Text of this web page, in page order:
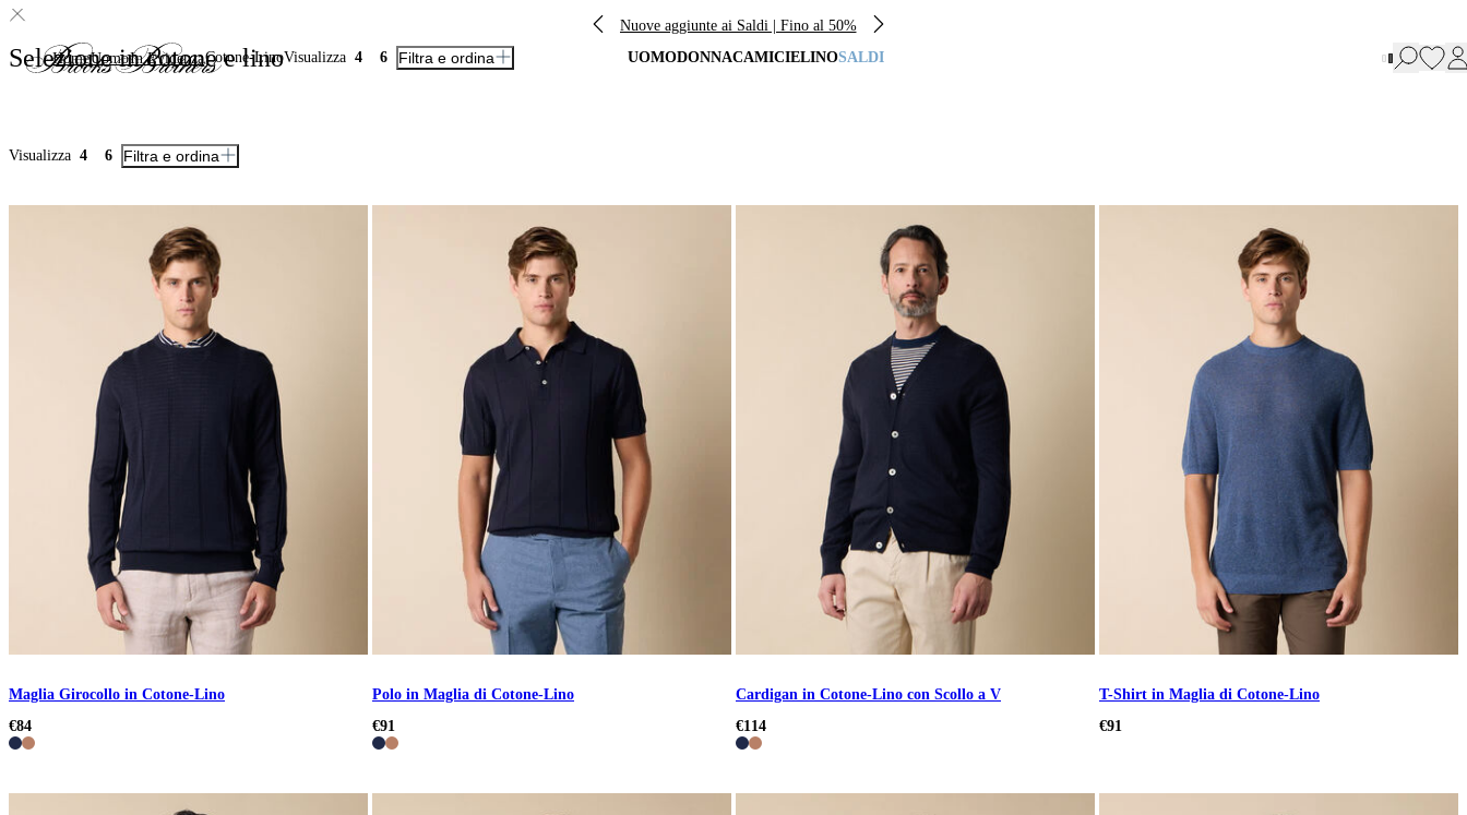
Nuove aggiunte ai Saldi | Fino al 50%
UOMODONNACAMICIELINOSALDI
HomeUomoIn EvidenzaCotone-LinoVisualizza 4 6 Filtra e ordina
Selezione in cotone e lino
Visualizza 4 6 Filtra e ordina
Maglia Girocollo in Cotone-Lino
€84
Polo in Maglia di Cotone-Lino
€91
Cardigan in Cotone-Lino con Scollo a V
€114
T-Shirt in Maglia di Cotone-Lino
€91